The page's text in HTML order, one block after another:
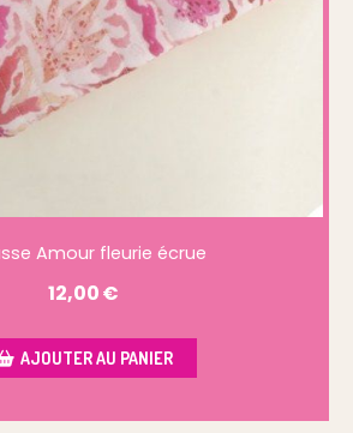
Amour fleurie écrue
12,00€
AJOUTER AU PANIER